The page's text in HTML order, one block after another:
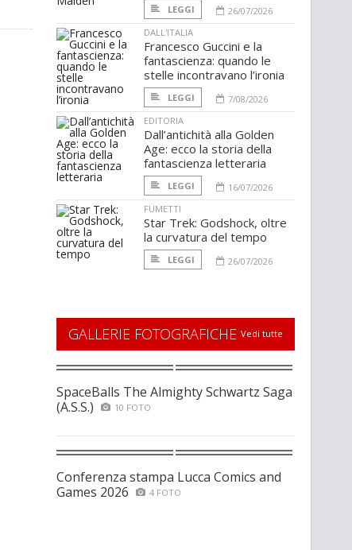
LEGGI
26/07/2026
DALL'ITALIA
Francesco Guccini e la
fantascienza: quando le
stelle incontravano l’ironia
LEGGI
7/08/2026
EDITORIA
Dall’antichità alla Golden
Age: ecco la storia della
fantascienza letteraria
LEGGI
16/07/2026
FUMETTI
Star Trek: Godshock, oltre
la curvatura del tempo
LEGGI 26/07/2026
GALLERIE FOTOGRAFICHE Vedi tutte
SpaceBalls The Almighty Schwartz Saga
(A.S.S.)
10 FOTO
Conferenza stampa Lucca Comics and
Games 2026
4 FOTO